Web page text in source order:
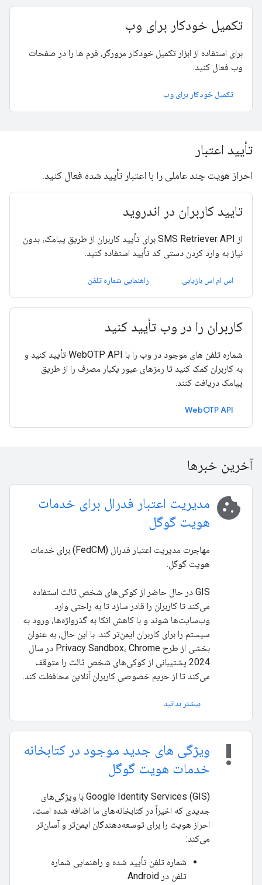
تکمیل خودکار برای وب
برای استفاده از ابزار تکمیل خودکار مرورگر، فرم ها را در صفحات
وب فعال کنید.
تکمیل خودکار برای وب
تأیید اعتبار
احراز هویت چند عاملی را با اعتبار تأیید شده فعال کنید.
تایید کاربران در اندروید
از SMS Retriever API برای تأیید کاربران از طریق پیامک، بدون
نیاز به وارد کردن دستی کد تأیید استفاده کنید.
اس ام اس بازیابی راهنمایی شماره تلفن
کاربران را در وب تأیید کنید
شماره تلفن های موجود در وب را با WebOTP API تأیید کنید و
به کاربران کمک کنید تا رمزهای عبور یکبار مصرف را از طریق
پیامک دریافت کنند.
WebOTP API
آخرین خبرها
cookie مدیریت اعتبار فدرال برای خدمات
هویت گوگل
مهاجرت مدیریت اعتبار فدرال (FedCM) برای خدمات
هویت گوگل.
GIS در حال حاضر از کوکی‌های شخص ثالث استفاده
می‌کند تا کاربران را قادر سازد تا به راحتی وارد
وب‌سایت‌ها شوند و با کاهش اتکا به گذرواژه‌ها، ورود به
سیستم را برای کاربران ایمن‌تر کند. با این حال، به عنوان
بخشی از طرح Privacy Sandbox، Chrome در سال
2024 پشتیبانی از کوکی‌های شخص ثالث را متوقف
می‌کند تا از حریم خصوصی کاربران آنلاین محافظت کند.
بیشتر بدانید
priority_high
ویژگی های جدید موجود در کتابخانه
خدمات هویت گوگل
Google Identity Services (GIS) با ویژگی‌های
جدیدی که اخیراً در کتابخانه‌های ما اضافه شده است،
احراز هویت را برای توسعه‌دهندگان ایمن‌تر و آسان‌تر
می‌کند:
شماره تلفن تأیید شده و راهنمایی شماره
تلفن در Android